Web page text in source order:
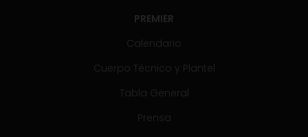
PREMIER
Calendario
Cuerpo Técnico y Plantel
Tabla General
Prensa